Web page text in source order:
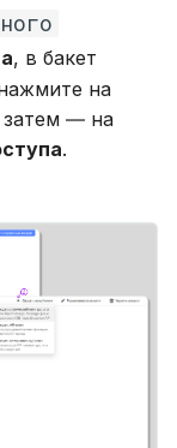
, в бакет
на
затем ― на
.